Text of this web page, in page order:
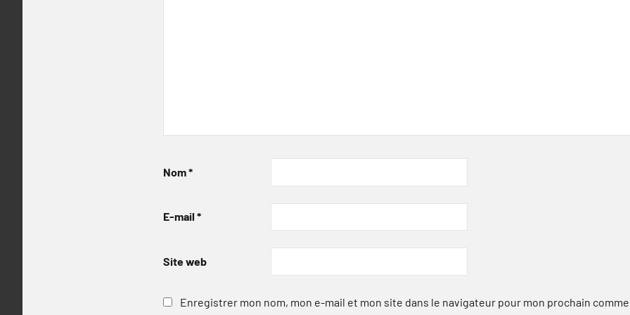
Nom*
E-mail *
Site web
Enregistrer mon nom, mon e-mail et mon site dans le navigateur pour mon prochain